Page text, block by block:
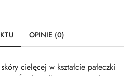
OPINIE (0)
cielęcej w kształcie pałeczki